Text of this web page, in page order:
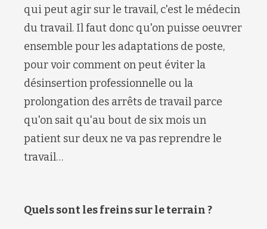
qui peut agir sur le travail, c'est le médecin
du travail. Il faut donc qu'on puisse oeuvrer
ensemble pour les adaptations de poste,
pour voir comment on peut éviter la
désinsertion professionnelle ou la
prolongation des arrêts de travail parce
qu'on sait qu'au bout de six mois un
patient sur deux ne va pas reprendre le
travail…
Quels sont les freins sur le terrain ?